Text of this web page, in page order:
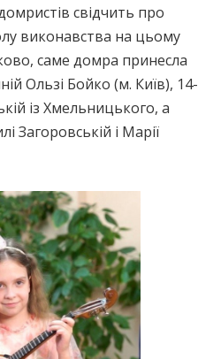
свідчить про
виконавства на цьому
саме домра принесла
Ользі Бойко (м. Київ), 14-
із Хмельницького, а
Загоровській і Марії